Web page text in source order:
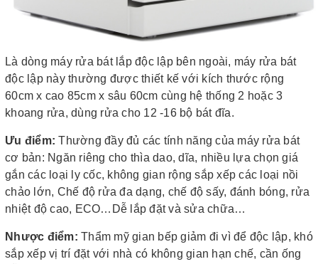
Là dòng máy rửa bát lắp độc lập bên ngoài, máy rửa bát
độc lập này thường được thiết kế với kích thước rộng
60cm x cao 85cm x sâu 60cm cùng hệ thống 2 hoặc 3
khoang rửa, dùng rửa cho 12 -16 bộ bát đĩa.
Ưu điểm: Thường đầy đủ các tính năng của máy rửa bát
cơ bản: Ngăn riêng cho thìa dao, dĩa, nhiều lựa chọn giá
gắn các loại ly cốc, không gian rộng sắp xếp các loại nồi
chảo lớn, Chế độ rửa đa dạng, chế độ sấy, đánh bóng, rửa
nhiệt độ cao, ECO…Dễ lắp đặt và sửa chữa…
Nhược điểm: Thẩm mỹ gian bếp giảm đi vì để độc lập, khó
sắp xếp vị trí đặt với nhà có không gian hạn chế, cần ống